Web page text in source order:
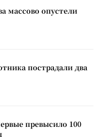
массово опустели
пострадали два
превысило 100